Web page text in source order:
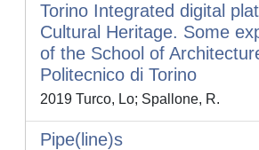
Torino Integrated digital
Cultural Heritage. Some
of the School of
Politecnico di Torino
2019 Turco, Lo; Spallone, R.
Pipe(line)s